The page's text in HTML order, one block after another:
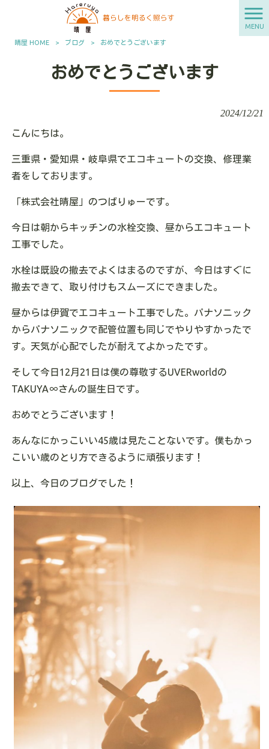
MENU
晴屋 HOME > ブログ > おめでとうございます
おめでとうございます
2024/12/21
こんにちは。
三重県・愛知県・岐阜県でエコキュートの交換、修理業
者をしております。
「株式会社晴屋」のつばりゅーです。
今日は朝からキッチンの水栓交換、昼からエコキュート
工事でした。
水栓は既設の撤去でよくはまるのですが、今日はすぐに
撤去できて、取り付けもスムーズにできました。
昼からは伊賀でエコキュート工事でした。パナソニック
からパナソニックで配管位置も同じでやりやすかったで
す。天気が心配でしたが耐えてよかったです。
そして今日12月21日は僕の尊敬するUVERworldの
TAKUYA∞さんの誕生日です。
おめでとうございます！
あんなにかっこいい45歳は見たことないです。僕もかっ
こいい歳のとり方できるように頑張ります！
以上、今日のブログでした！